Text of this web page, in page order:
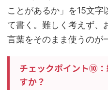
ことがあるか」を15文字
て書く。難しく考えず、
言葉をそのまま使うのが
チェックポイント⑩
すか？